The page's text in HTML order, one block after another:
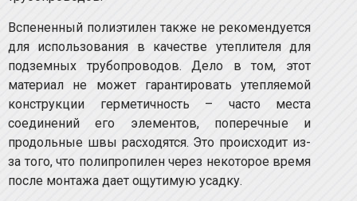
Вспененный полиэтилен также не рекомендуется
для использования в качестве утеплителя для
подземных трубопроводов. Дело в том, этот
материал не может гарантировать утепляемой
конструкции герметичность – часто места
соединений его элементов, поперечные и
продольные швы расходятся. Это происходит из-
за того, что полипропилен через некоторое время
после монтажа дает ощутимую усадку.